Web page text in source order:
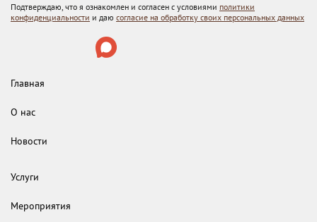
Подтверждаю, что я ознакомлен и согласен с условиями политики
конфиденциальности и даю согласие на обработку своих персональных данных
Главная
О нас
Новости
Услуги
Мероприятия